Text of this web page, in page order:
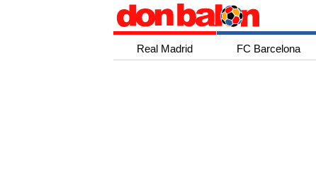
Real Madrid FC Barcelona